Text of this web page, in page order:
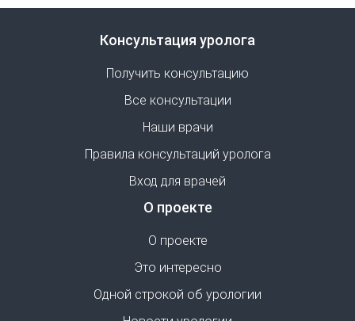
Консультация уролога
Получить консультацию
Все консультации
Наши врачи
Правила консультаций уролога
Вход для врачей
О проекте
О проекте
Это интересно
Одной строкой об урологии